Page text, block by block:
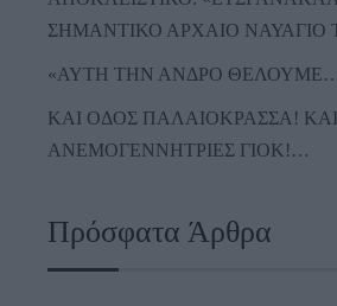
ΣΗΜΑΝΤΙΚΟ ΑΡΧΑΙΟ ΝΑΥΑΓΙΟ
«ΑΥΤΗ ΤΗΝ ΑΝΔΡΟ
ΚΑΙ ΟΔΟΣ ΠΑΛΑIΟΚΡΑΣΣΑ! ΚΑΙ
ΑΝΕΜΟΓΕΝΝΗΤΡΙΕΣ ΓΙΟΚ!…
Πρόσφατα Άρθρα